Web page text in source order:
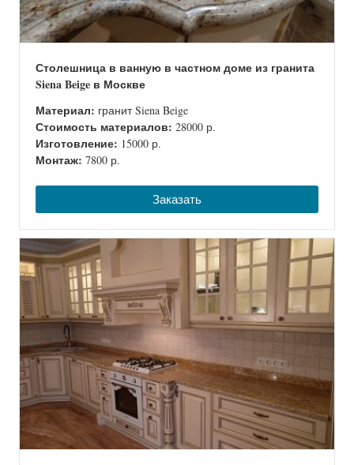
Столешница в ванную в частном доме из гранита
Siena Beige в Москве
Материал: гранит Siena Beige
Стоимость материалов: 28000 р.
Изготовление: 15000 р.
Монтаж: 7800 р.
Заказать